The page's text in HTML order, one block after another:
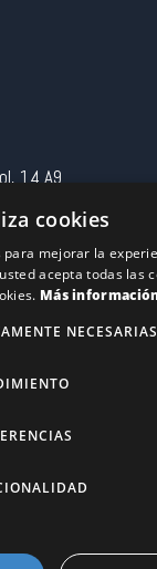
14 A9
cookies
para mejorar la
acepta todas las
Más
NECESARIAS